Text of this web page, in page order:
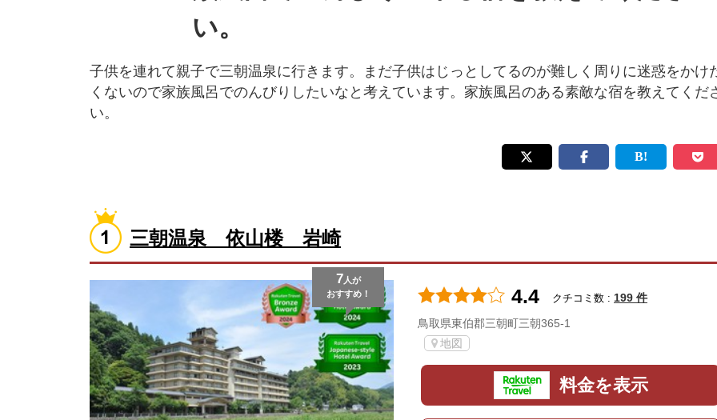
い。
子供を連れて親子で三朝温泉に行きます。まだ子供はじっとしてるのが難しく周りに迷惑をかけ
くないので家族風呂でのんびりしたいなと考えています。家族風呂のある素敵な宿を教えてくだ
い。
三朝温泉 依山楼 岩崎
7 人が
おすすめ！
4.4 クチコミ数 : 199 件
鳥取県東伯郡三朝町三朝365-1
地図
料金を表示